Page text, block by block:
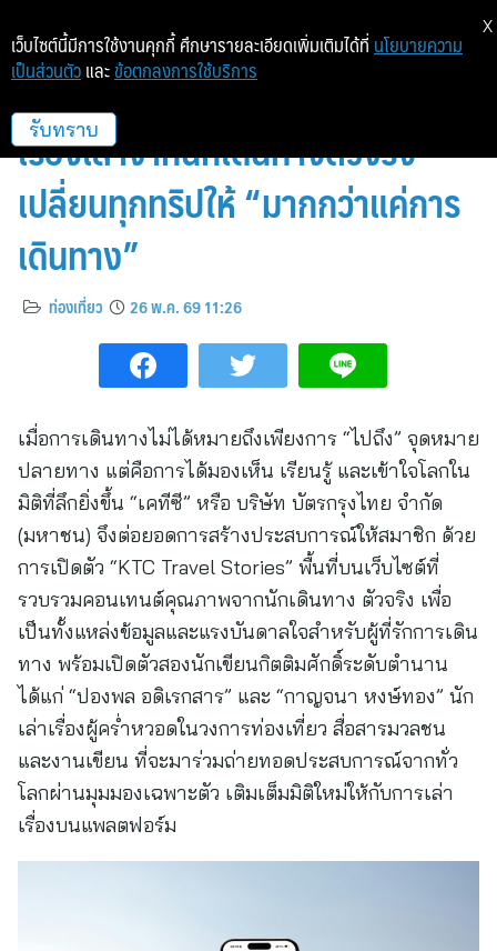
เคทีซีเปิด “Travel Stories” รวม
เรื่องเล่าจากนักเดินทางตัวจริง
เปลี่ยนทุกทริปให้ “มากกว่าแค่การ
เดินทาง”
ท่องเที่ยว 26 พ.ค. 69 11:26
เมื่อการเดินทางไม่ได้หมายถึงเพียงการ “ไปถึง” จุดหมาย
ปลายทาง แต่คือการได้มองเห็น เรียนรู้ และเข้าใจโลกใน
มิติที่ลึกยิ่งขึ้น “เคทีซี” หรือ บริษัท บัตรกรุงไทย จำกัด
(มหาชน) จึงต่อยอดการสร้างประสบการณ์ให้สมาชิก ด้วย
การเปิดตัว “KTC Travel Stories” พื้นที่บนเว็บไซต์ที่
รวบรวมคอนเทนต์คุณภาพจากนักเดินทาง ตัวจริง เพื่อ
เป็นทั้งแหล่งข้อมูลและแรงบันดาลใจสำหรับผู้ที่รักการเดิน
ทาง พร้อมเปิดตัวสองนักเขียนกิตติมศักดิ์ระดับตำนาน
ได้แก่ “ปองพล อดิเรกสาร” และ “กาญจนา หงษ์ทอง” นัก
เล่าเรื่องผู้คร่ำหวอดในวงการท่องเที่ยว สื่อสารมวลชน
และงานเขียน ที่จะมาร่วมถ่ายทอดประสบการณ์จากทั่ว
โลกผ่านมุมมองเฉพาะตัว เติมเต็มมิติใหม่ให้กับการเล่า
เรื่องบนแพลตฟอร์ม
เว็บไซต์นี้มีการใช้งานคุกกี้ ศึกษารายละเอียดเพิ่มเติมได้ที่ นโยบายความ
เป็นส่วนตัว และ ข้อตกลงการใช้บริการ
รับทราบ
X